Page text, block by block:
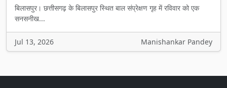
बिलासपुर। छत्तीसगढ़ के बिलासपुर स्थित बाल संप्रेक्षण गृह में रविवार को एक
सनसनीख...
Jul 13, 2026 Manishankar Pandey